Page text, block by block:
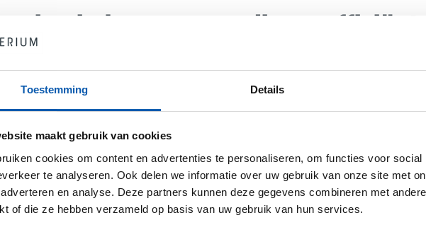
Toestemming Details
maakt gebruik van cookies
cookies om content en advertenties te personaliseren, om functies voor
te analyseren. Ook delen we informatie over uw gebruik van onze site met
en analyse. Deze partners kunnen deze gegevens combineren met
of die ze hebben verzameld op basis van uw gebruik van hun services.
jou helpen eenvoudig en efficiënt
voldoen
gebruiksvriendelijke en laagdrempelige
dat speciaal is ontworpen om te voldoen aan de VCA-eisen.
je operationeel en kun je eenvoudig de verschillende risico’s
Geen dure consultants of langdurige
– met Perium maak je gebruik van bestaande oplossingen om
Ons platform helpt je bij het automatiseren van rapportages
up-to-date bent.